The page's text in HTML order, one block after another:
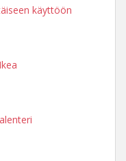
käyttöön